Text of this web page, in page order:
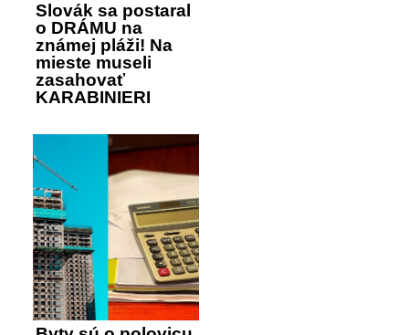
Slovák sa postaral
o DRÁMU na
známej pláži! Na
mieste museli
zasahovať
KARABINIERI